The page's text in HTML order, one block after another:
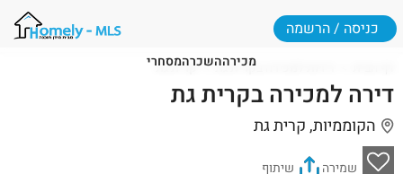
מכירההשכרהמסחרי
כניסה / הרשמה
דירות למכירה בקרית גת קרית גת
דירה למכירה בקרית גת
הקוממיות, קרית גת
שמירה שיתוף